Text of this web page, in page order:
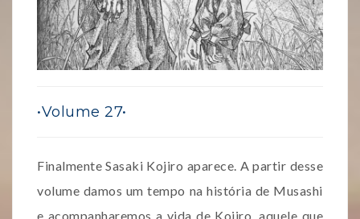
•Volume 27•
Finalmente Sasaki Kojiro aparece. A partir desse
volume damos um tempo na história de Musashi
e acompanharemos a vida de Kojiro, aquele que